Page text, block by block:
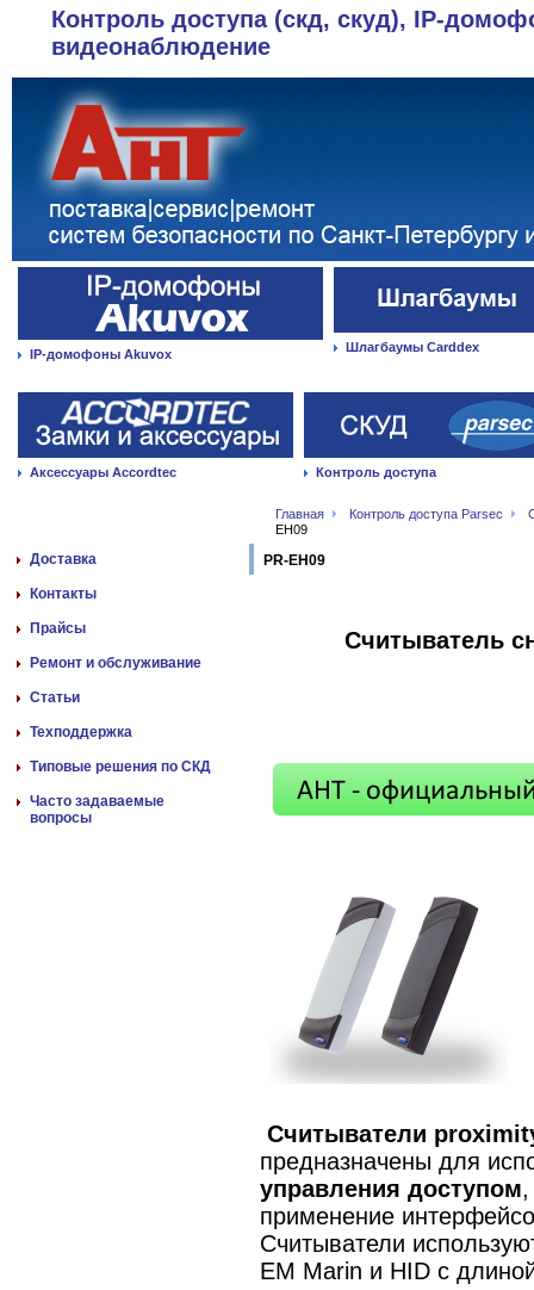
Контроль доступа (скд, скуд), IP-
видеонаблюдение
IP-домофоны Akuvox Шлагбаумы Carddex
Аксессуары Accordtec Контроль доступа
Главная Контроль доступа Parsec
EH09
Доставка
Контакты
Прайсы
Ремонт и обслуживание
Статьи
Техподдержка
Типовые решения по СКД
Часто задаваемые
вопросы
PR-EH09
Считыватель
Считыватели
предназначены для
управления доступом
применение
Считыватели
EM Marin и HID с